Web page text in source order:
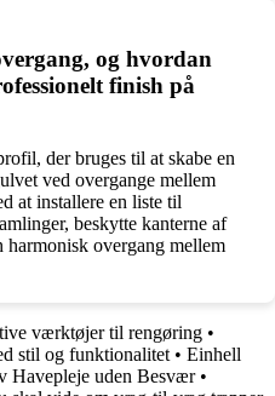
og hvordan
finish på
der bruges til at skabe en
ved overgange mellem
at installere en liste til
beskytte kanterne af
overgang mellem
værktøjer til rengøring •
stil og funktionalitet • Einhell
Havepleje uden Besvær•